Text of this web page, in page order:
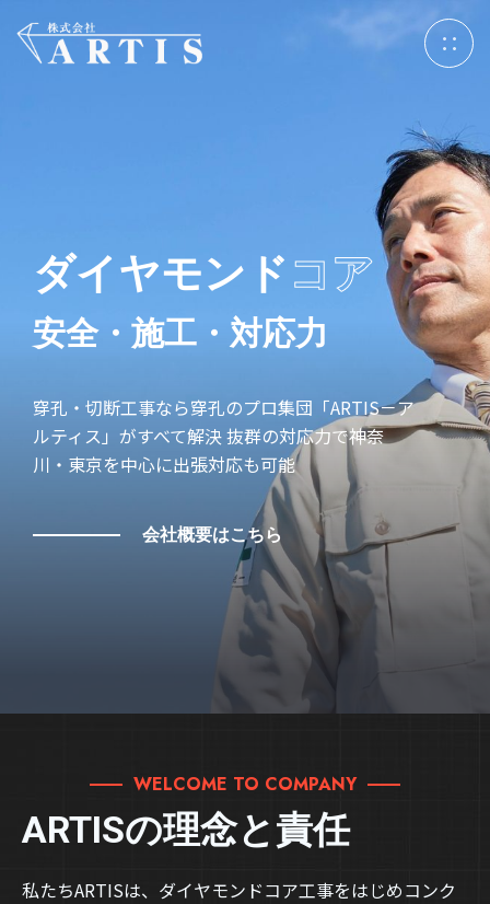
ダイヤモンド コア
安全・施工・対応力
穿孔・切断工事なら穿孔のプロ集団「ARTIS－ア
ルティス」がすべて解決抜群の対応力で神奈
川・東京を中心に出張対応も可能
会社概要はこちら
WELCOME TO COMPANY
ARTISの理念と責任
私たちARTISは、 ダイヤモンドコア工事をはじめコンク